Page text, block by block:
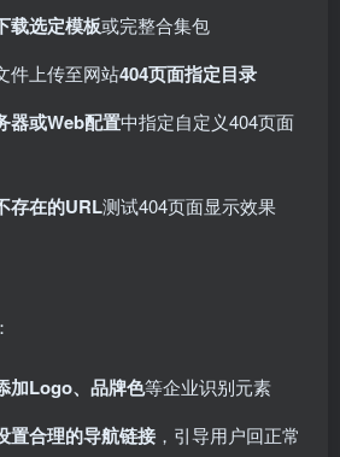
载选定模板或完整合集包
件上传至网站404页面指定目录
器或Web配置中指定自定义404页面
存在的URL测试404页面显示效果
：
加Logo、品牌色等企业识别元素
置合理的导航链接 ，引导用户回正常